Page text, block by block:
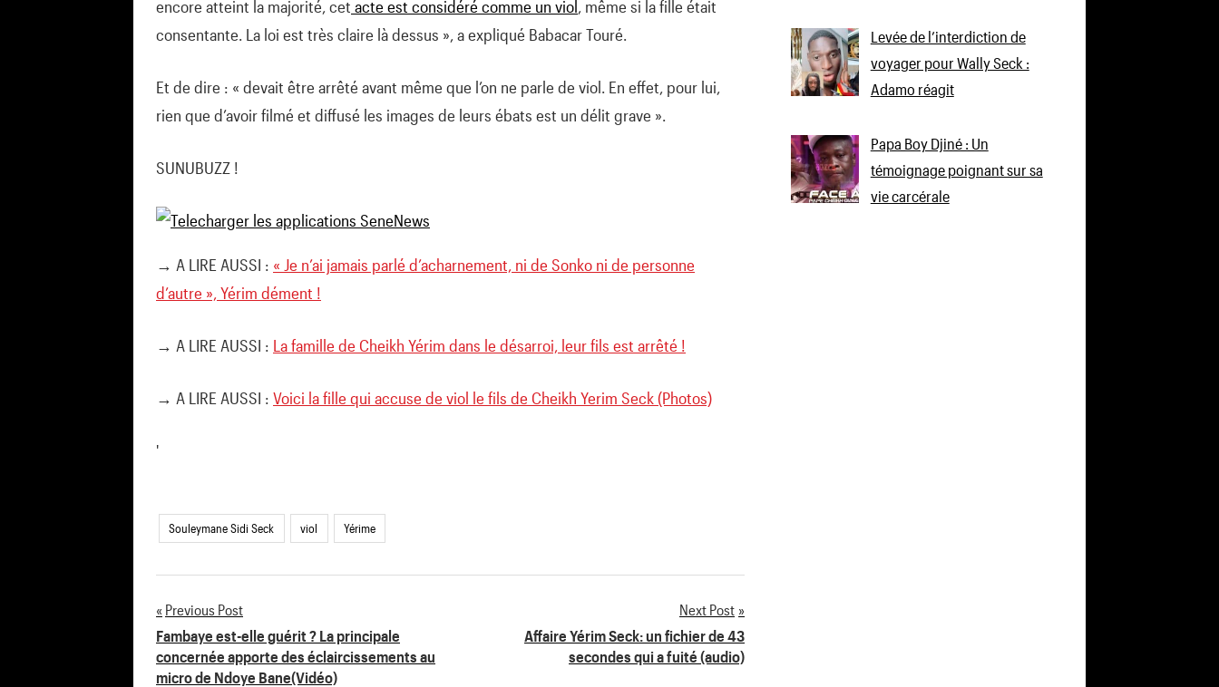
encore atteint la majorité, cet acte est considéré comme un viol, même si la fille était
consentante. La loi est très claire là dessus », a expliqué Babacar Touré.
Et de dire : « devait être arrêté avant même que l’on ne parle de viol. En effet, pour lui,
rien que d’avoir filmé et diffusé les images de leurs ébats est un délit grave ».
SUNUBUZZ !
→ A LIRE AUSSI : « Je n’ai jamais parlé d’acharnement, ni de Sonko ni de personne
d’autre », Yérim dément !
→ A LIRE AUSSI : La famille de Cheikh Yérim dans le désarroi, leur fils est arrêté !
→ A LIRE AUSSI : Voici la fille qui accuse de viol le fils de Cheikh Yerim Seck (Photos)
'
Souleymane Sidi Seck viol Yérime
Navigation
de
Previous Post
Fambaye est-elle guérit ? La principale
concernée apporte des éclaircissements au
micro de Ndoye Bane(Vidéo)
Next Post
Affaire Yérim Seck: un fichier de 43
secondes qui a fuité (audio)
Levée de l’interdiction de
voyager pour Wally Seck :
Adamo réagit
Papa Boy Djiné : Un
témoignage poignant sur sa
vie carcérale